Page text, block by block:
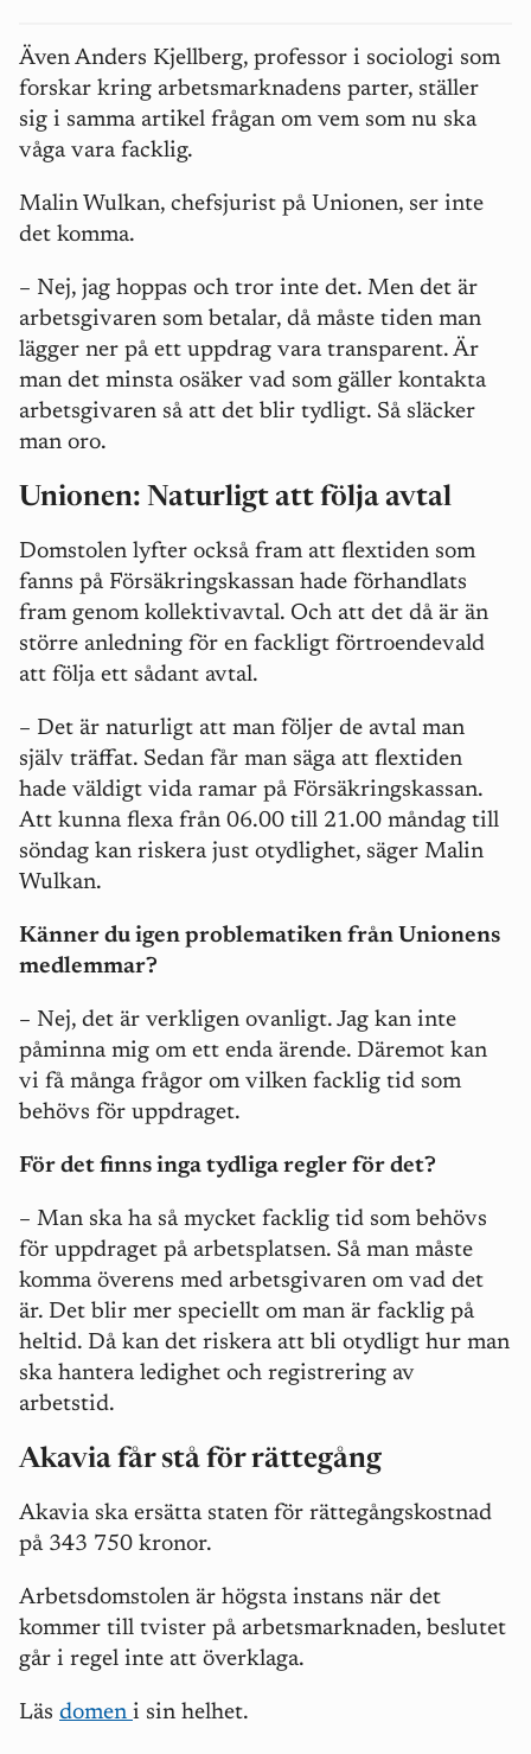
Även Anders Kjellberg, professor i sociologi som
forskar kring arbetsmarknadens parter, ställer
sig i samma artikel frågan om vem som nu ska
våga vara facklig.
Malin Wulkan, chefsjurist på Unionen, ser inte
det komma.
– Nej, jag hoppas och tror inte det. Men det är
arbetsgivaren som betalar, då måste tiden man
lägger ner på ett uppdrag vara transparent. Är
man det minsta osäker vad som gäller kontakta
arbetsgivaren så att det blir tydligt. Så släcker
man oro.
Unionen: Naturligt att följa avtal
Domstolen lyfter också fram att flextiden som
fanns på Försäkringskassan hade förhandlats
fram genom kollektivavtal. Och att det då är än
större anledning för en fackligt förtroendevald
att följa ett sådant avtal.
– Det är naturligt att man följer de avtal man
själv träffat. Sedan får man säga att flextiden
hade väldigt vida ramar på Försäkringskassan.
Att kunna flexa från 06.00 till 21.00 måndag till
söndag kan riskera just otydlighet, säger Malin
Wulkan.
Känner du igen problematiken från Unionens
medlemmar?
– Nej, det är verkligen ovanligt. Jag kan inte
påminna mig om ett enda ärende. Däremot kan
vi få många frågor om vilken facklig tid som
behövs för uppdraget.
För det finns inga tydliga regler för det?
– Man ska ha så mycket facklig tid som behövs
för uppdraget på arbetsplatsen. Så man måste
komma överens med arbetsgivaren om vad det
är. Det blir mer speciellt om man är facklig på
heltid. Då kan det riskera att bli otydligt hur man
ska hantera ledighet och registrering av
arbetstid.
Akavia får stå för rättegång
Akavia ska ersätta staten för rättegångskostnad
på 343 750 kronor.
Arbetsdomstolen är högsta instans när det
kommer till tvister på arbetsmarknaden, beslutet
går i regel inte att överklaga.
Läs domen i sin helhet.